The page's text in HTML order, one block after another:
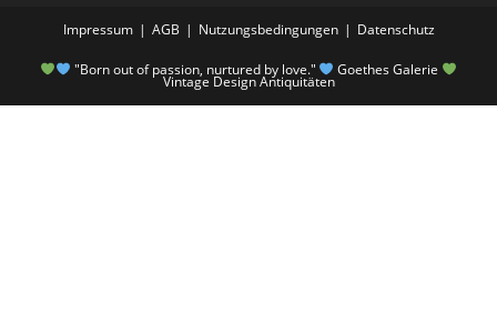
Impressum AGB Nutzungsbedingungen Datenschutz
"Born out of passion, nurtured by love." Goethes Galerie
Vintage Design Antiquitäten